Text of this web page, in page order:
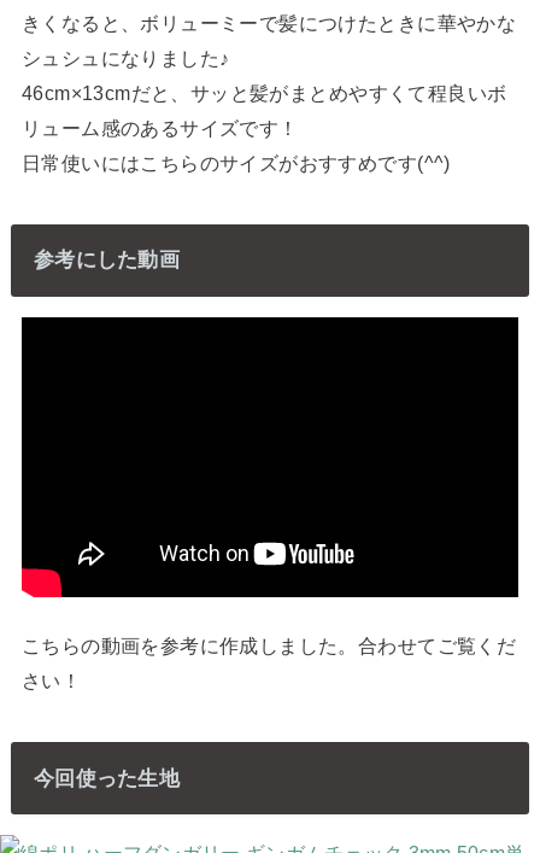
きくなると、ボリューミーで髪につけたときに華やかな
シュシュになりました♪
46cm×13cmだと、サッと髪がまとめやすくて程良いボ
リューム感のあるサイズです！
日常使いにはこちらのサイズがおすすめです(^^)
参考にした動画
こちらの動画を参考に作成しました。合わせてご覧くだ
さい！
今回使った生地